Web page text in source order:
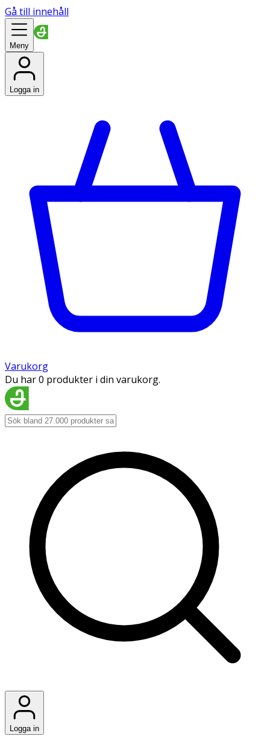
Gå till innehåll
Meny
Logga in
Varukorg
Du har 0 produkter i din varukorg.
Logga in